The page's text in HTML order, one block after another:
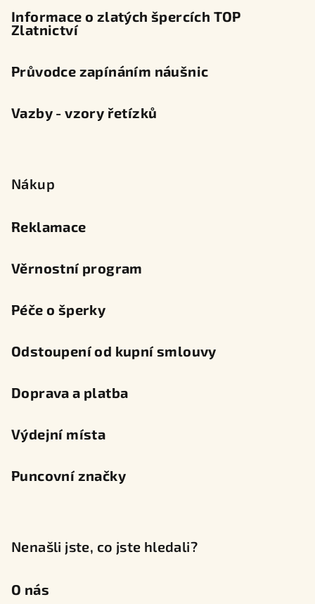
Informace o zlatých špercích TOP
Zlatnictví
Průvodce zapínáním náušnic
Vazby - vzory řetízků
Nákup
Reklamace
Věrnostní program
Péče o šperky
Odstoupení od kupní smlouvy
Doprava a platba
Výdejní místa
Puncovní značky
Nenašli jste, co jste hledali?
O nás